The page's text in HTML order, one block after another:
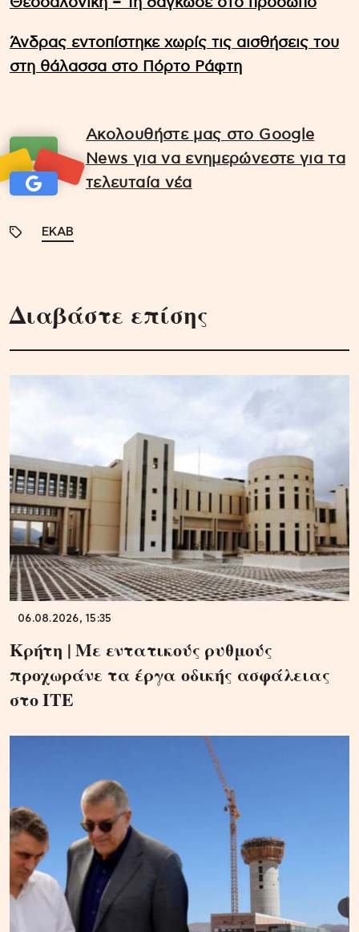
Άνδρας εντοπίστηκε χωρίς τις αισθήσεις του
στη θάλασσα στο Πόρτο Ράφτη
Ακολουθήστε μας στο Google
News για να ενημερώνεστε για τα
τελευταία νέα
ΕΚΑΒ
Διαβάστε επίσης
06.08.2026, 15:35
Κρήτη | Με εντατικούς ρυθμούς
προχωράνε τα έργα οδικής ασφάλειας
στο ΙΤΕ